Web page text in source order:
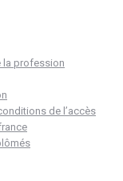
la profession
de l’accès